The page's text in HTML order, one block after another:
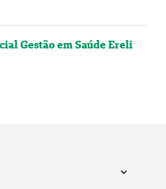
Gestão em Saúde Ereli